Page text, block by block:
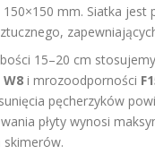
mm. Siatka
15–20 cm
W8 i mrozoodporności
pęcherzyków
płyty wynosi
skimerów.